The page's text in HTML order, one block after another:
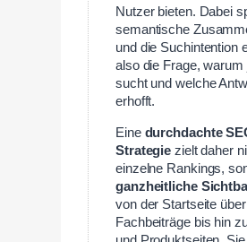
Nutzer bieten. Dabei
semantische
und die Suchintention
also die Frage, warum
sucht und welche
erhofft.
Eine durchdachte
Strategie zielt daher
einzelne Rankings,
ganzheitliche
von der Startseite über
Fachbeiträge bis hin